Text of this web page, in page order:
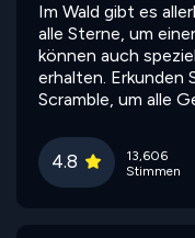
Im Wald gibt es
alle Sterne, um
können auch
erhalten. Erkunden
Scramble, um alle
4.8
13,606
Stimmen